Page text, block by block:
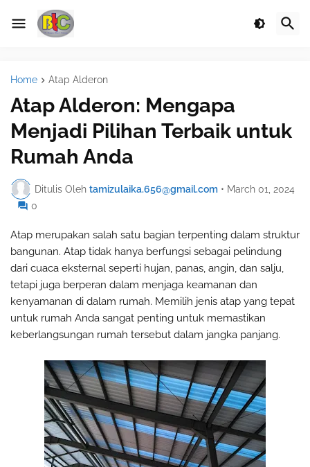
Home Atap Alderon
Atap Alderon: Mengapa
Menjadi Pilihan Terbaik untuk
Rumah Anda
Ditulis Oleh tamizulaika.656@gmail.com • March 01, 2024
0
Atap merupakan salah satu bagian terpenting dalam struktur
bangunan. Atap tidak hanya berfungsi sebagai pelindung
dari cuaca eksternal seperti hujan, panas, angin, dan salju,
tetapi juga berperan dalam menjaga keamanan dan
kenyamanan di dalam rumah. Memilih jenis atap yang tepat
untuk rumah Anda sangat penting untuk memastikan
keberlangsungan rumah tersebut dalam jangka panjang.